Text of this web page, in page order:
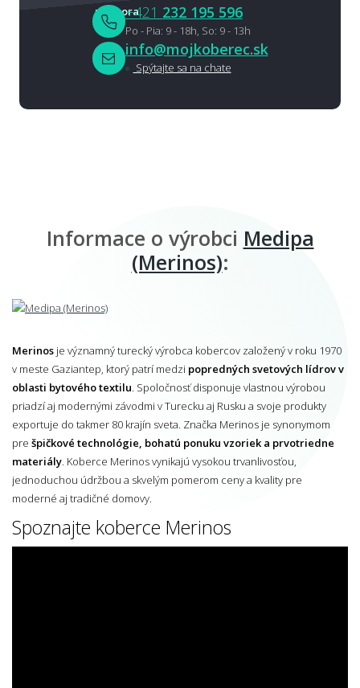
+421 232 195 596
Po - Pia: 9 - 18h, So: 9 - 13h
info@mojkoberec.sk
Spýtajte sa na chate
Informace o výrobci Medipa
(Merinos):
Merinos je významný turecký výrobca kobercov založený v roku 1970
v meste Gaziantep, ktorý patrí medzi popredných svetových lídrov v
oblasti bytového textilu . Spoločnosť disponuje vlastnou výrobou
priadzí aj modernými závodmi v Turecku aj Rusku a svoje produkty
exportuje do takmer 80 krajín sveta. Značka Merinos je synonymom
pre špičkové technológie, bohatú ponuku vzoriek a prvotriedne
materiály . Koberce Merinos vynikajú vysokou trvanlivosťou,
jednoduchou údržbou a skvelým pomerom ceny a kvality pre
moderné aj tradičné domovy.
Spoznajte koberce Merinos